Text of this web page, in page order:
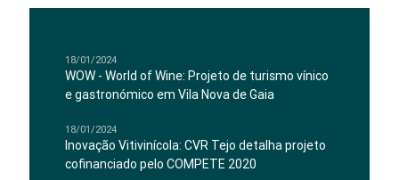
18/01/2024
WOW - World of Wine: Projeto de turismo vínico
e gastronómico em Vila Nova de Gaia
18/01/2024
Inovação Vitivinícola: CVR Tejo detalha projeto
cofinanciado pelo COMPETE 2020